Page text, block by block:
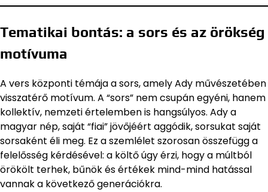
Tematikai bontás: a sors és az örökség
motívuma
A vers központi témája a sors, amely Ady művészetében
visszatérő motívum. A “sors” nem csupán egyéni, hanem
kollektív, nemzeti értelemben is hangsúlyos. Ady a
magyar nép, saját “fiai” jövőjéért aggódik, sorsukat saját
sorsaként éli meg. Ez a szemlélet szorosan összefügg a
felelősség kérdésével: a költő úgy érzi, hogy a múltból
örökölt terhek, bűnök és értékek mind-mind hatással
vannak a következő generációkra.